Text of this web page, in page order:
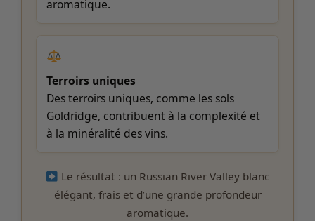
aromatique.
Terroirs uniques
Des terroirs uniques, comme les sols
Goldridge, contribuent à la complexité et
à la minéralité des vins.
Le résultat : un Russian River Valley blanc
élégant, frais et d’une grande profondeur
aromatique.